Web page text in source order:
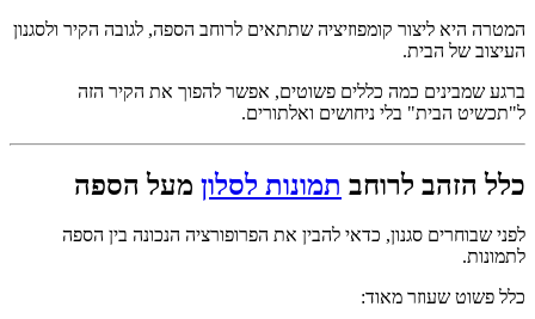
המטרה היא ליצור קומפוזיציה שתתאים לרוחב הספה, לגובה הקיר ולסגנון
העיצוב של הבית.
ברגע שמבינים כמה כללים פשוטים, אפשר להפוך את הקיר הזה
ל"תכשיט הבית" בלי ניחושים ואלתורים.
כלל הזהב לרוחב תמונות לסלון מעל הספה
לפני שבוחרים סגנון, כדאי להבין את הפרופורציה הנכונה בין הספה
לתמונות.
כלל פשוט שעוזר מאוד: